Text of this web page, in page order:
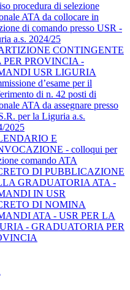
procedura di selezione
ATA da collocare in
di comando presso USR -
a.s. 2024/25
CONTINGENTE
PER PROVINCIA -
USR LIGURIA
d’esame per il
di n. 42 posti di
ATA da assegnare presso
per la Liguria a.s.
2025
E
- colloqui per
comando ATA
DI PUBBLICAZIONE
GRADUATORIA ATA -
IN USR
DI NOMINA
ATA - USR PER LA
- GRADUATORIA PER